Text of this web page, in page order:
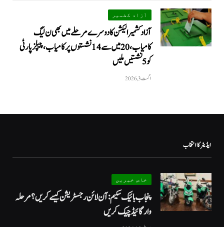
آزاد کشمیر
آزاد کشمیر الیکشن کا دوسرے مرحلے میں بھی ن لیگ
کامیاب، 20 میں سے 14 نشستوں پر کامیاب، پیپلزپارٹی
کو 5 نشستیں ملیں
اگست 3, 2026
ایڈیٹر کا انتخاب
خاص خبریں
پنجاب بائیک سکیم: آن لائن رجسٹریشن کیسے کریں؟ مرحلہ
وار گائیڈ چیک کریں